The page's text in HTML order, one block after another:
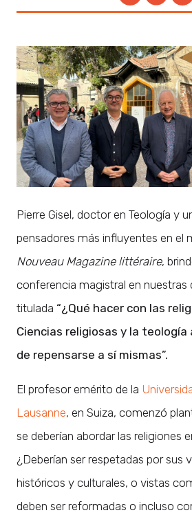
Pierre Gisel, doctor en Teología y
pensadores más influyentes en el
Nouveau Magazine littéraire,
conferencia magistral en nuestras
titulada “¿Qué hacer con las
Ciencias religiosas y la
de repensarse a sí mismas”.
El profesor emérito de la
Lausanne, en Suiza, comenzó
se deberían abordar las religiones
¿Deberían ser respetadas por sus
históricos y culturales, o vistas
deben ser reformadas o incluso